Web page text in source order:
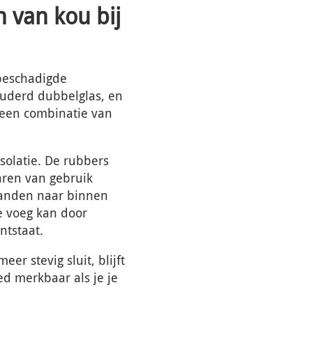
van kou bij
dubbelglas, en
combinatie van
De rubbers
van gebruik
naar binnen
voeg kan door
stevig sluit, blijft
merkbaar als je je